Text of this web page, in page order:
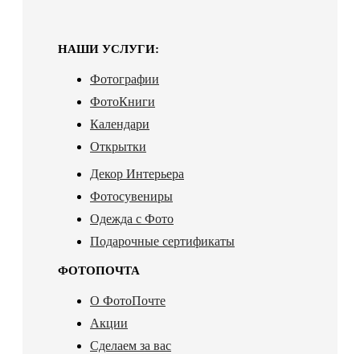
НАШИ УСЛУГИ:
Фотографии
ФотоКниги
Календари
Открытки
Декор Интерьера
Фотосувениры
Одежда с Фото
Подарочные сертификаты
ФОТОПОЧТА
О ФотоПочте
Акции
Сделаем за вас